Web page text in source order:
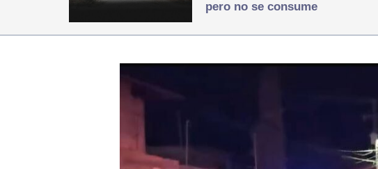
pero no se consume